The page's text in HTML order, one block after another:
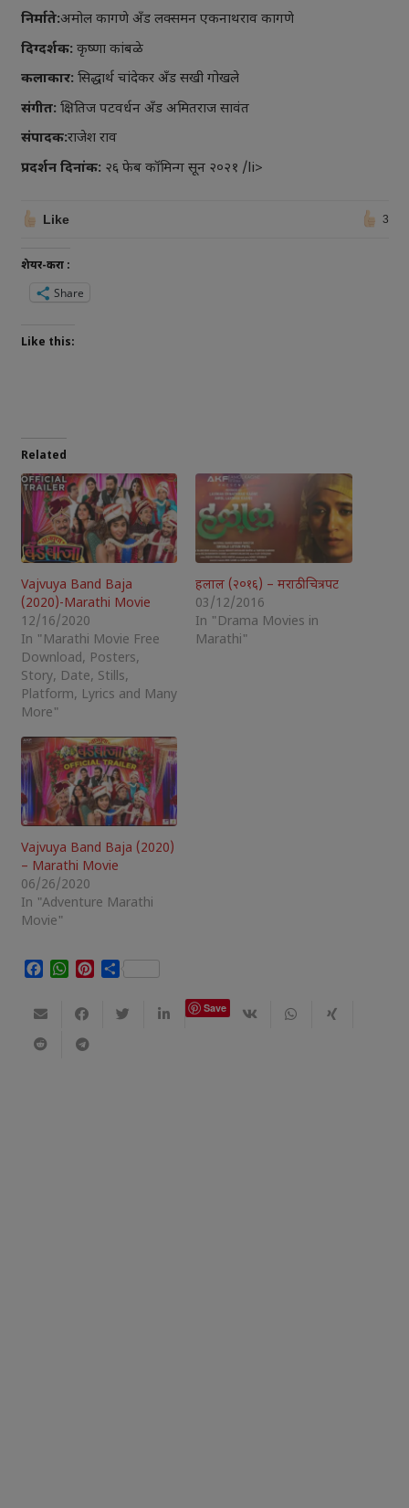
निर्माते:अमोल कागणे अँड लक्समन एकनाथराव कागणे
दिग्दर्शक: कृष्णा कांबळे
कलाकार: सिद्धार्थ चांदेकर अँड सखी गोखले
संगीत: क्षितिज पटवर्धन अँड अमितराज सावंत
संपादक:राजेश राव
प्रदर्शन दिनांक: २६ फेब कॉमिन्ग सून २०२१ /li>
Like 3
शेयर-करा :
Share
Like this:
Related
Vajvuya Band Baja
(2020)-Marathi Movie
12/16/2020
In "Marathi Movie Free
Download, Posters,
Story, Date, Stills,
Platform, Lyrics and Many
More"
हलाल (२०१६) – मराठी चित्रपट
03/12/2016
In "Drama Movies in
Marathi"
Vajvuya Band Baja (2020)
– Marathi Movie
06/26/2020
In "Adventure Marathi
Movie"
Facebook
WhatsApp
Pinterest
Share
Save